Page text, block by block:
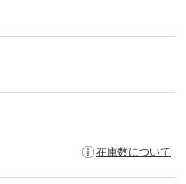
在庫数について